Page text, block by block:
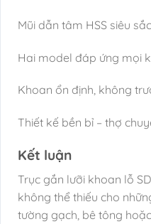
Mũi dẫn tâm HSS siêu sắc
Hai model đáp ứng mọi
Khoan ổn định, không
Thiết kế bền bỉ – thợ
Kết luận
Trục gắn lưỡi khoan lỗ
không thể thiếu cho
tường gạch, bê tông